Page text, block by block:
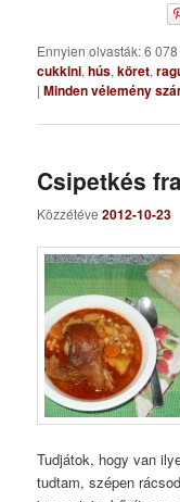
Ennyien olvasták: 6 078
cukkini,hús,köret,
|Minden vélemény
Csipetkés
Közzétéve2012-10-23
Tudjátok, hogy van
tudtam, szépen